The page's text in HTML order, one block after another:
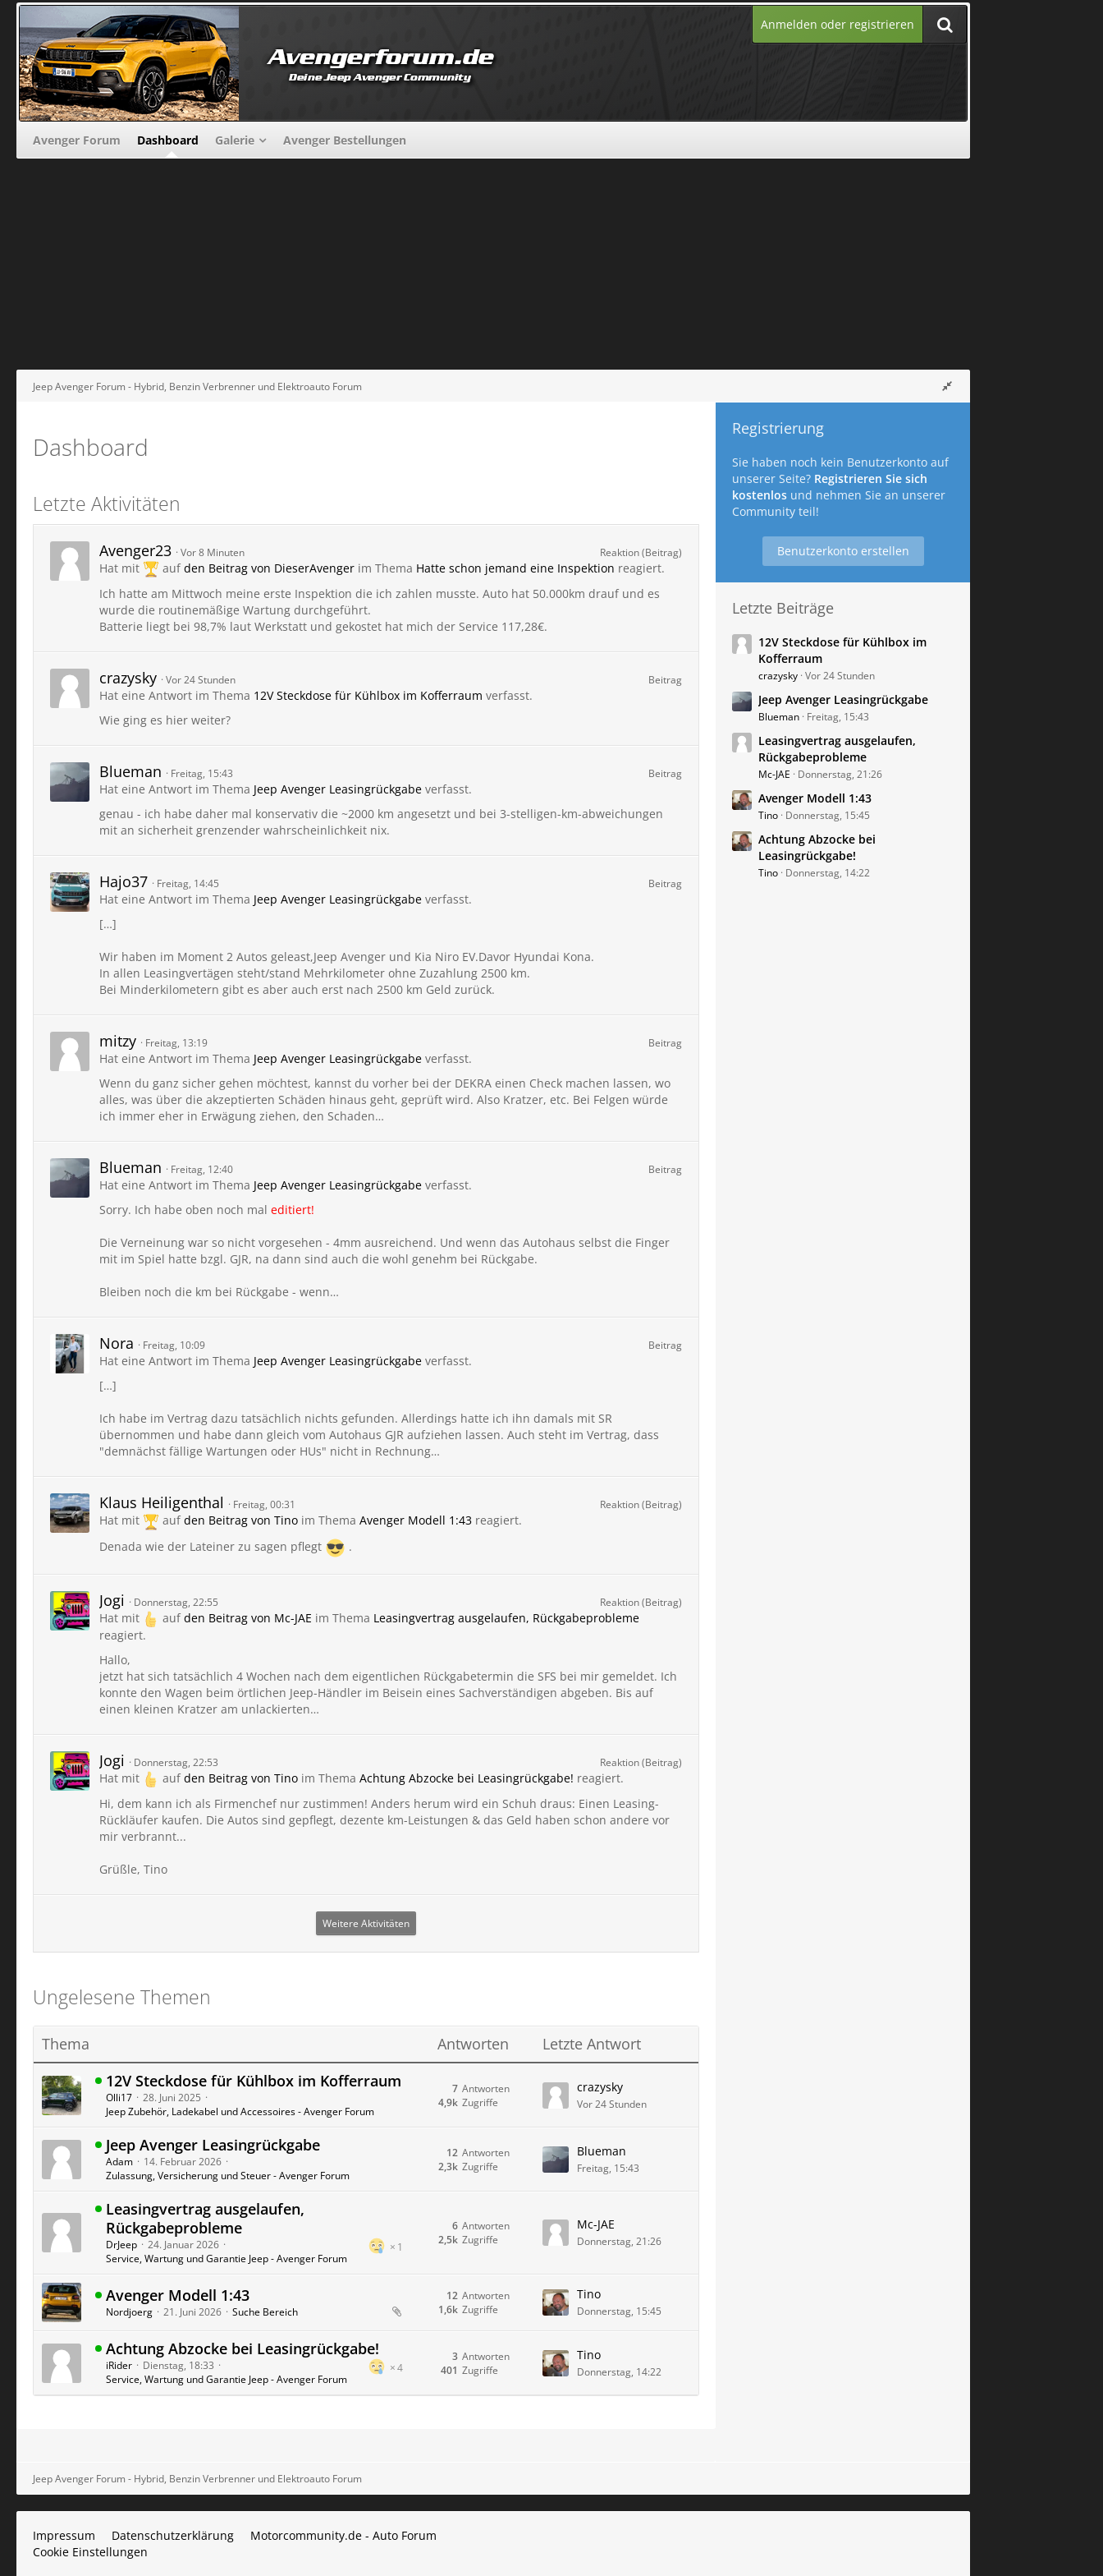
Anmelden oder registrieren
Avenger Forum Dashboard Galerie Avenger Bestellungen
Jeep Avenger Forum - Hybrid, Benzin Verbrenner und Elektroauto Forum
Dashboard
Letzte Aktivitäten
Avenger23 Vor 8 Minuten
Hat mit aufden Beitrag von DieserAvenger im Thema Hatte schon jemand eine Inspektion reagiert.
Reaktion (Beitrag)
Ich hatte am Mittwoch meine erste Inspektion die ich zahlen musste. Auto hat 50.000km drauf und es
wurde die routinemäßige Wartung durchgeführt.
Batterie liegt bei 98,7% laut Werkstatt und gekostet hat mich der Service 117,28€.
crazysky Vor 24 Stunden
Hat eine Antwort im Thema 12V Steckdose für Kühlbox im Kofferraum verfasst.
Beitrag
Wie ging es hier weiter?
Blueman Freitag, 15:43
Hat eine Antwort im Thema Jeep Avenger Leasingrückgabe verfasst.
Beitrag
genau - ich habe daher mal konservativ die ~2000 km angesetzt und bei 3-stelligen-km-abweichungen
mit an sicherheit grenzender wahrscheinlichkeit nix.
Hajo37 Freitag, 14:45
Hat eine Antwort im Thema Jeep Avenger Leasingrückgabe verfasst.
Beitrag
[…]
Wir haben im Moment 2 Autos geleast,Jeep Avenger und Kia Niro EV.Davor Hyundai Kona.
In allen Leasingvertägen steht/stand Mehrkilometer ohne Zuzahlung 2500 km.
Bei Minderkilometern gibt es aber auch erst nach 2500 km Geld zurück.
mitzy Freitag, 13:19
Hat eine Antwort im Thema Jeep Avenger Leasingrückgabe verfasst.
Beitrag
Wenn du ganz sicher gehen möchtest, kannst du vorher bei der DEKRA einen Check machen lassen, wo
alles, was über die akzeptierten Schäden hinaus geht, geprüft wird. Also Kratzer, etc. Bei Felgen würde
ich immer eher in Erwägung ziehen, den Schaden…
Blueman Freitag, 12:40
Hat eine Antwort im Thema Jeep Avenger Leasingrückgabe verfasst.
Beitrag
Sorry. Ich habe oben noch mal editiert!
Die Verneinung war so nicht vorgesehen - 4mm ausreichend. Und wenn das Autohaus selbst die Finger
mit im Spiel hatte bzgl. GJR, na dann sind auch die wohl genehm bei Rückgabe.
Bleiben noch die km bei Rückgabe - wenn…
Nora Freitag, 10:09
Hat eine Antwort im Thema Jeep Avenger Leasingrückgabe verfasst.
Beitrag
[…]
Ich habe im Vertrag dazu tatsächlich nichts gefunden. Allerdings hatte ich ihn damals mit SR
übernommen und habe dann gleich vom Autohaus GJR aufziehen lassen. Auch steht im Vertrag, dass
"demnächst fällige Wartungen oder HUs" nicht in Rechnung…
Klaus Heiligenthal Freitag, 00:31
Hat mit aufden Beitrag von Tino im Thema Avenger Modell 1:43 reagiert.
Reaktion (Beitrag)
Denada wie der Lateiner zu sagen pflegt .
Jogi Donnerstag, 22:55
Hat mit aufden Beitrag von Mc-JAE im Thema Leasingvertrag ausgelaufen, Rückgabeprobleme
reagiert.
Reaktion (Beitrag)
Hallo,
jetzt hat sich tatsächlich 4 Wochen nach dem eigentlichen Rückgabetermin die SFS bei mir gemeldet. Ich
konnte den Wagen beim örtlichen Jeep-Händler im Beisein eines Sachverständigen abgeben. Bis auf
einen kleinen Kratzer am unlackierten…
Jogi Donnerstag, 22:53
Hat mit aufden Beitrag von Tino im Thema Achtung Abzocke bei Leasingrückgabe! reagiert.
Reaktion (Beitrag)
Hi, dem kann ich als Firmenchef nur zustimmen! Anders herum wird ein Schuh draus: Einen Leasing-
Rückläufer kaufen. Die Autos sind gepflegt, dezente km-Leistungen & das Geld haben schon andere vor
mir verbrannt...
Grüßle, Tino
Weitere Aktivitäten
Ungelesene Themen
Thema Antworten
Letzte Antwort
12V Steckdose für Kühlbox im Kofferraum
Olli17
28. Juni 2025
Jeep Zubehör, Ladekabel und Accessoires - Avenger Forum
Antworten
7
Zugriffe
4,9k
crazysky
Vor 24 Stunden
Jeep Avenger Leasingrückgabe
Adam
14. Februar 2026
Zulassung, Versicherung und Steuer - Avenger Forum
Antworten
12
Zugriffe
2,3k
Blueman
Freitag, 15:43
Leasingvertrag ausgelaufen,
Rückgabeprobleme
1
DrJeep
24. Januar 2026
Service, Wartung und Garantie Jeep - Avenger Forum
Antworten
6
Zugriffe
2,5k
Mc-JAE
Donnerstag, 21:26
Avenger Modell 1:43
Nordjoerg 21. Juni 2026 Suche Bereich
Antworten
12
Zugriffe
1,6k
Tino
Donnerstag, 15:45
Achtung Abzocke bei Leasingrückgabe!
4
iRider
Dienstag, 18:33
Service, Wartung und Garantie Jeep - Avenger Forum
Antworten
3
Zugriffe
401
Tino
Donnerstag, 14:22
Registrierung
Sie haben noch kein Benutzerkonto auf
unserer Seite? Registrieren Sie sich
kostenlos und nehmen Sie an unserer
Community teil!
Benutzerkonto erstellen
Letzte Beiträge
12V Steckdose für Kühlbox im
Kofferraum
crazysky Vor 24 Stunden
Jeep Avenger Leasingrückgabe
Blueman Freitag, 15:43
Leasingvertrag ausgelaufen,
Rückgabeprobleme
Mc-JAE Donnerstag, 21:26
Avenger Modell 1:43
Tino Donnerstag, 15:45
Achtung Abzocke bei
Leasingrückgabe!
Tino Donnerstag, 14:22
Jeep Avenger Forum - Hybrid, Benzin Verbrenner und Elektroauto Forum
Impressum Datenschutzerklärung
Motorcommunity.de - Auto Forum
Cookie Einstellungen